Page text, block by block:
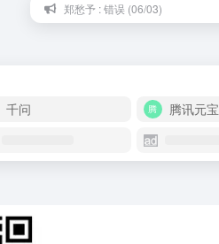
郑愁予 : 错误 (06/03)
千问 腾讯元宝